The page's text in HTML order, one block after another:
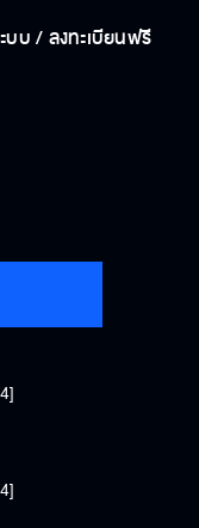
บบ / ลงทะเบียนฟรี